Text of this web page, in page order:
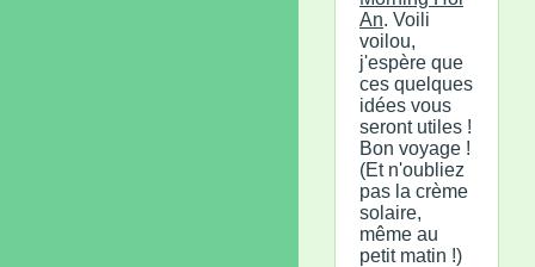
An. Voili
voilou,
j'espère que
ces quelques
idées vous
seront utiles !
Bon voyage !
(Et n'oubliez
pas la crème
solaire,
même au
petit matin !)